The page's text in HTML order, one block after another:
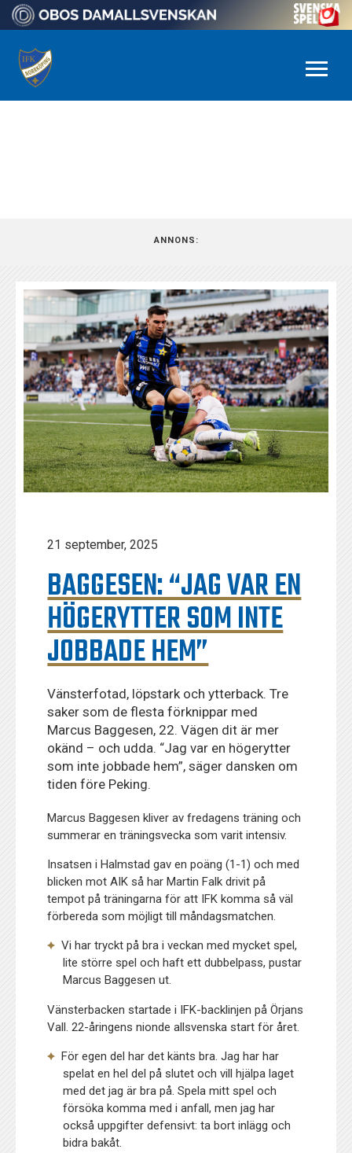
ANNONS:
21 september, 2025
BAGGESEN: “JAG VAR EN
HÖGERYTTER SOM INTE
JOBBADE HEM”
Vänsterfotad, löpstark och ytterback. Tre
saker som de flesta förknippar med
Marcus Baggesen, 22. Vägen dit är mer
okänd – och udda. “Jag var en högerytter
som inte jobbade hem”, säger dansken om
tiden före Peking.
Marcus Baggesen kliver av fredagens träning och
summerar en träningsvecka som varit intensiv.
Insatsen i Halmstad gav en poäng (1-1) och med
blicken mot AIK så har Martin Falk drivit på
tempot på träningarna för att IFK komma så väl
förbereda som möjligt till måndagsmatchen.
Vi har tryckt på bra i veckan med mycket spel,
lite större spel och haft ett dubbelpass, pustar
Marcus Baggesen ut.
Vänsterbacken startade i IFK-backlinjen på Örjans
Vall. 22-åringens nionde allsvenska start för året.
För egen del har det känts bra. Jag har har
spelat en hel del på slutet och vill hjälpa laget
med det jag är bra på. Spela mitt spel och
försöka komma med i anfall, men jag har
också uppgifter defensivt: ta bort inlägg och
bidra bakåt.